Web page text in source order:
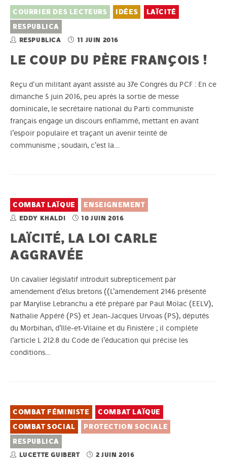
COURRIER DES LECTEURS IDÉES
LAÏCITÉ
RESPUBLICA
RESPUBLICA 11 JUIN 2016
LE COUP DU PÈRE FRANÇOIS !
Reçu d'un militant ayant assisté au 37e Congrès du PCF : En ce
dimanche 5 juin 2016, peu après la sortie de messe
dominicale, le secrétaire national du Parti communiste
français engage un discours enflammé, mettant en avant
l’espoir populaire et traçant un avenir teinté de
communisme ; soudain, c’est la…
COMBAT LAÏQUE ENSEIGNEMENT
EDDY KHALDI 10 JUIN 2016
LAÏCITÉ, LA LOI CARLE
AGGRAVÉE
Un cavalier législatif introduit subrepticement par
amendement d’élus bretons ((L’amendement 2146 présenté
par Marylise Lebranchu a été préparé par Paul Molac (EELV),
Nathalie Appéré (PS) et Jean-Jacques Urvoas (PS), députés
du Morbihan, d’Ille-et-Vilaine et du Finistère ; il complète
l’article L 212.8 du Code de l’éducation qui précise les
conditions…
COMBAT FÉMINISTE
COMBAT LAÏQUE
COMBAT SOCIAL
PROTECTION SOCIALE
RESPUBLICA
LUCETTE GUIBERT 2 JUIN 2016